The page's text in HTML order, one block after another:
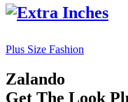
Plus Size Fashion
Zalando
Get The Look